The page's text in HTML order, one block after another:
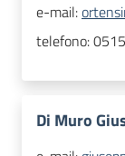
e-mail:
telefono:
Di Muro